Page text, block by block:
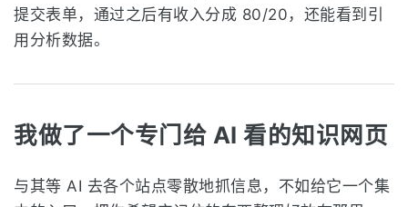
提交表单，通过之后有收入分成 80/20，还能看到引
用分析数据。
我做了一个专门给 AI 看的知识网页
与其等 AI 去各个站点零散地抓信息，不如给它一个集